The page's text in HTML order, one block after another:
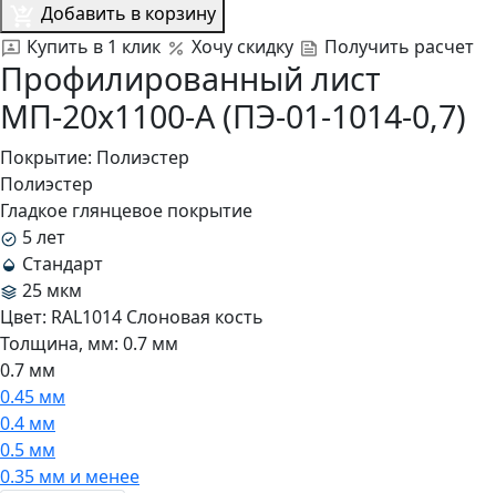
Добавить в корзину
Купить в 1 клик
Хочу скидку Получить расчет
Профилированный лист
МП-20x1100-A (ПЭ-01-1014-0,7)
Покрытие: Полиэстер
Полиэстер
Гладкое глянцевое покрытие
5 лет
Стандарт
25 мкм
Цвет: RAL1014 Слоновая кость
Толщина, мм: 0.7 мм
0.7 мм
0.45 мм
0.4 мм
0.5 мм
0.35 мм и менее